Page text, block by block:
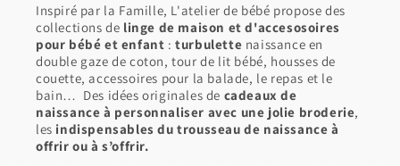
Inspiré par la Famille, L'atelier de bébé propose des
collections de linge de maison et d'accesosoires
pour bébé et enfant :turbulette naissance en
double gaze de coton, tour de lit bébé, housses de
couette, accessoires pour la balade, le repas et le
bain… Des idées originales de cadeaux de
naissance à personnaliser avec une jolie broderie,
les indispensables du trousseau de naissance à
offrir ou à s’offrir.